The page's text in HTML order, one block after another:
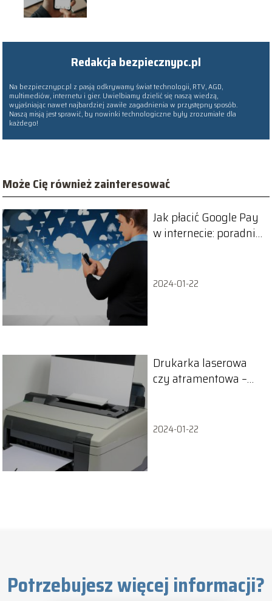
Redakcja bezpiecznypc.pl
Na bezpiecznypc.pl z pasją odkrywamy świat technologii, RTV, AGD,
multimediów, internetu i gier. Uwielbiamy dzielić się naszą wiedzą,
wyjaśniając nawet najbardziej zawiłe zagadnienia w przystępny sposób.
Naszą misją jest sprawić, by nowinki technologiczne były zrozumiałe dla
każdego!
Może Cię również zainteresować
Jak płacić Google Pay
w internecie: poradnik
2024-01-22
Drukarka laserowa
czy atramentowa –
2024-01-22
Potrzebujesz więcej informacji?